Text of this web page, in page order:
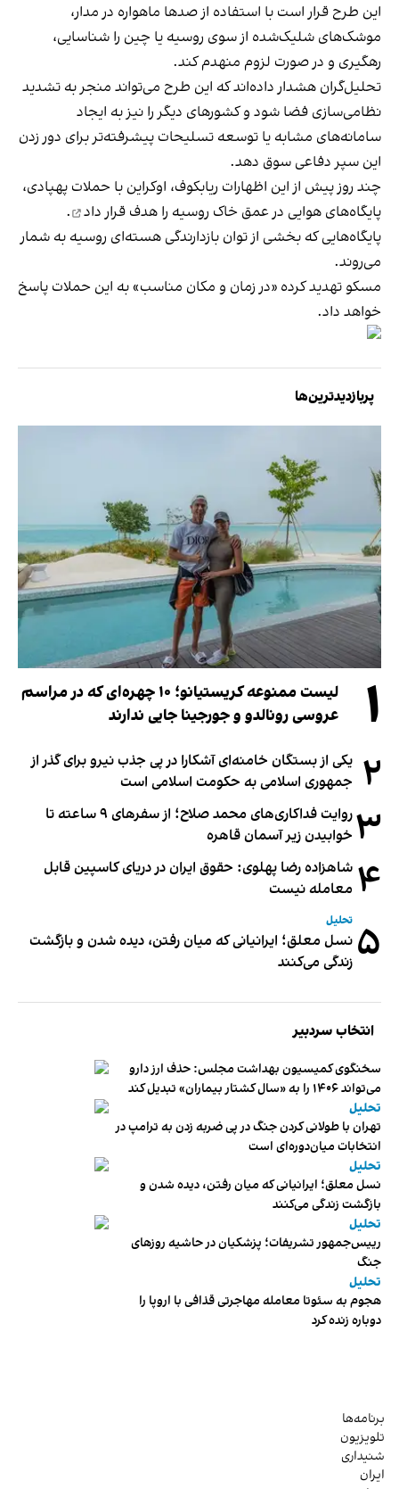
این طرح قرار است با استفاده از صدها ماهواره در مدار،
موشک‌های شلیک‌شده از سوی روسیه یا چین را شناسایی،
رهگیری و در صورت لزوم منهدم کند.
تحلیل‌گران هشدار داده‌اند که این طرح می‌تواند منجر به تشدید
نظامی‌سازی فضا شود و کشورهای دیگر را نیز به ایجاد
سامانه‌های مشابه یا توسعه تسلیحات پیشرفته‌تر برای دور زدن
این سپر دفاعی سوق دهد.
چند روز پیش از این اظهارات ریابکوف، اوکراین با حملات پهپادی،
پایگاه‌های هوایی در عمق خاک روسیه را هدف قرار داد
.
پایگاه‌هایی که بخشی از توان بازدارندگی هسته‌ای روسیه به شمار
می‌روند.
مسکو تهدید کرده «در زمان و مکان مناسب» به این حملات پاسخ
خواهد داد.
پربازدیدترین‌ها
۱
لیست ممنوعه کریستیانو؛ ۱۰ چهره‌ای که در مراسم
عروسی رونالدو و جورجینا جایی ندارند
۲ یکی از بستگان خامنه‌ای آشکارا در پی جذب نیرو برای گذر از
جمهوری اسلامی به حکومت اسلامی است
۳
روایت فداکاری‌های محمد صلاح؛ از سفرهای ۹ ساعته تا
خوابیدن زیر آسمان قاهره
۴ شاهزاده رضا پهلوی: حقوق ایران در دریای کاسپین قابل
معامله نیست
۵ تحلیل
نسل معلق؛ ایرانیانی که میان رفتن، دیده شدن و بازگشت
زندگی می‌کنند
انتخاب سردبیر
سخنگوی کمیسیون بهداشت مجلس: حذف ارز دارو
می‌تواند ۱۴۰۶ را به «سال کشتار بیماران» تبدیل کند
تحلیل
تهران با طولانی کردن جنگ در پی ضربه زدن به ترامپ در
انتخابات میان‌دوره‌ای است
تحلیل
نسل معلق؛ ایرانیانی که میان رفتن، دیده شدن و
بازگشت زندگی می‌کنند
تحلیل
رییس‌جمهور تشریفات؛ پزشکیان در حاشیه روزهای
جنگ
تحلیل
هجوم به سئوتا معامله مهاجرتی قذافی با اروپا را
دوباره زنده کرد
برنامه‌ها
تلویزیون
شنیداری
ایران